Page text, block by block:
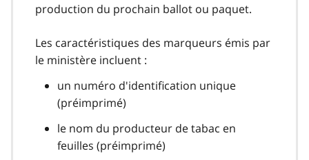
production du prochain ballot ou paquet.
Les caractéristiques des marqueurs émis par
le ministère incluent :
un numéro d'identification unique
(préimprimé)
le nom du producteur de tabac en
feuilles (préimprimé)